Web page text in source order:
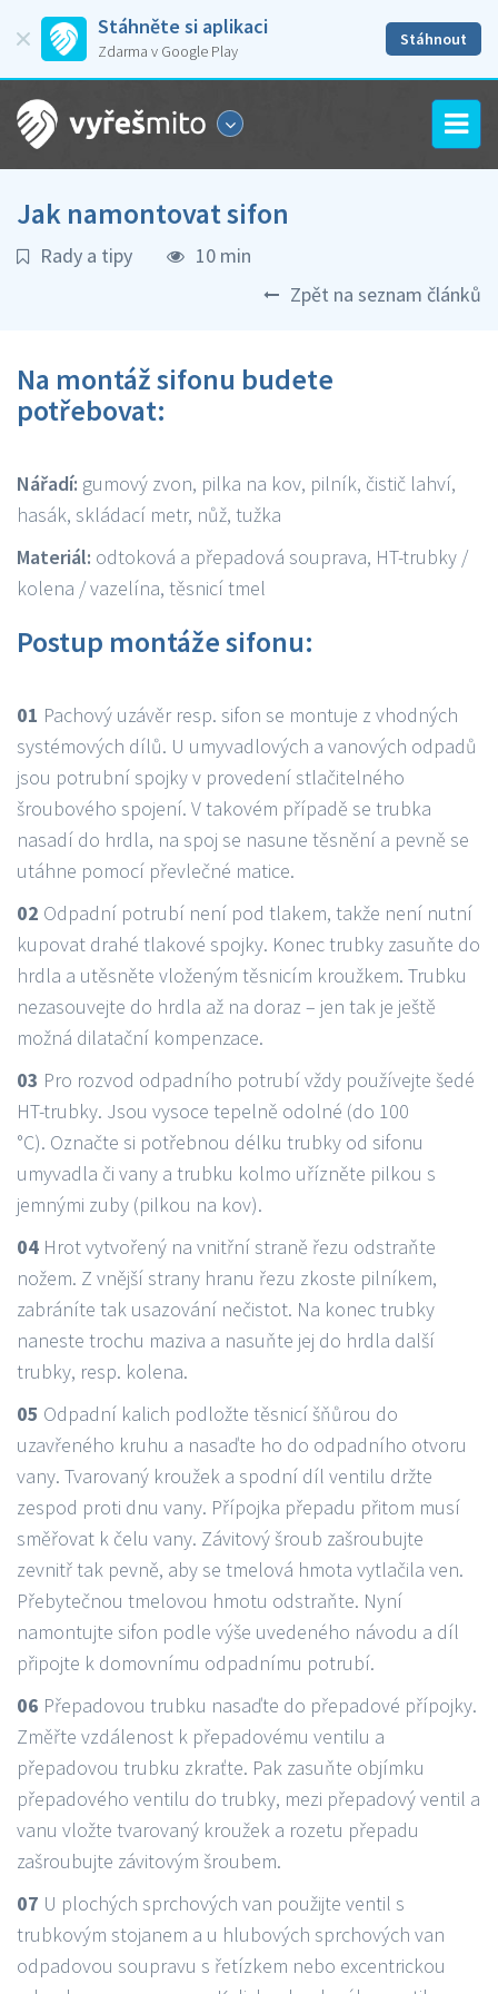
Stáhněte si aplikaci
Zdarma v Google Play
Stáhnout
Jak namontovat sifon
Rady a tipy
10 min
Zpět na seznam článků
Na montáž sifonu budete
potřebovat:
Nářadí: gumový zvon, pilka na kov, pilník, čistič lahví,
hasák, skládací metr, nůž, tužka
Materiál: odtoková a přepadová souprava, HT-trubky /
kolena / vazelína, těsnicí tmel
Postup montáže sifonu:
01 Pachový uzávěr resp. sifon se montuje z vhodných
systémových dílů. U umyvadlových a vanových odpadů
jsou potrubní spojky v provedení stlačitelného
šroubového spojení. V takovém případě se trubka
nasadí do hrdla, na spoj se nasune těsnění a pevně se
utáhne pomocí převlečné matice.
02 Odpadní potrubí není pod tlakem, takže není nutní
kupovat drahé tlakové spojky. Konec trubky zasuňte do
hrdla a utěsněte vloženým těsnicím kroužkem. Trubku
nezasouvejte do hrdla až na doraz – jen tak je ještě
možná dilatační kompenzace.
03 Pro rozvod odpadního potrubí vždy používejte šedé
HT-trubky. Jsou vysoce tepelně odolné (do 100
°C). Označte si potřebnou délku trubky od sifonu
umyvadla či vany a trubku kolmo uřízněte pilkou s
jemnými zuby (pilkou na kov).
04 Hrot vytvořený na vnitřní straně řezu odstraňte
nožem. Z vnější strany hranu řezu zkoste pilníkem,
zabráníte tak usazování nečistot. Na konec trubky
naneste trochu maziva a nasuňte jej do hrdla další
trubky, resp. kolena.
05 Odpadní kalich podložte těsnicí šňůrou do
uzavřeného kruhu a nasaďte ho do odpadního otvoru
vany. Tvarovaný kroužek a spodní díl ventilu držte
zespod proti dnu vany. Přípojka přepadu přitom musí
směřovat k čelu vany. Závitový šroub zašroubujte
zevnitř tak pevně, aby se tmelová hmota vytlačila ven.
Přebytečnou tmelovou hmotu odstraňte. Nyní
namontujte sifon podle výše uvedeného návodu a díl
připojte k domovnímu odpadnímu potrubí.
06 Přepadovou trubku nasaďte do přepadové přípojky.
Změřte vzdálenost k přepadovému ventilu a
přepadovou trubku zkraťte. Pak zasuňte objímku
přepadového ventilu do trubky, mezi přepadový ventil a
vanu vložte tvarovaný kroužek a rozetu přepadu
zašroubujte závitovým šroubem.
07 U plochých sprchových van použijte ventil s
trubkovým stojanem a u hlubových sprchových van
odpadovou soupravu s řetízkem nebo excentrickou